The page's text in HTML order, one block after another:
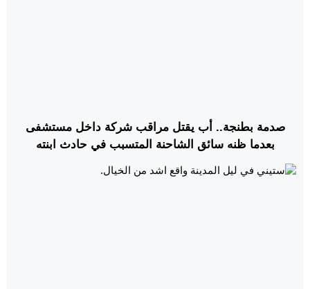
صدمة بطنجة.. أب يقتل مراقب شركة داخل مستشفى
بعدما ظنه سائق الشاحنة المتسبب في حادث ابنته